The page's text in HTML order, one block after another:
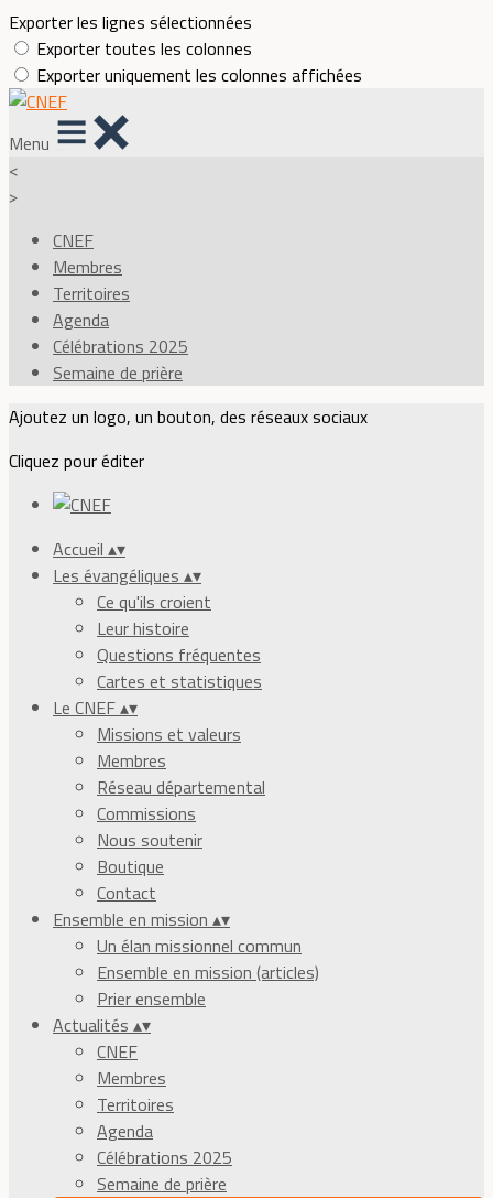
Exporter les lignes sélectionnées
Exporter toutes les colonnes
Exporter uniquement les colonnes affichées
Menu
<
>
CNEF
Membres
Territoires
Agenda
Célébrations 2025
Semaine de prière
Ajoutez un logo, un bouton, des réseaux sociaux
Cliquez pour éditer
Accueil ▴▾
Les évangéliques ▴▾
Ce qu'ils croient
Leur histoire
Questions fréquentes
Cartes et statistiques
Le CNEF▴▾
Missions et valeurs
Membres
Réseau départemental
Commissions
Nous soutenir
Boutique
Contact
Ensemble en mission ▴▾
Un élan missionnel commun
Ensemble en mission (articles)
Prier ensemble
Actualités ▴▾
CNEF
Membres
Territoires
Agenda
Célébrations 2025
Semaine de prière